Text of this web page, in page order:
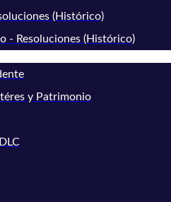
(Histórico)
- Resoluciones (Histórico)
y Patrimonio